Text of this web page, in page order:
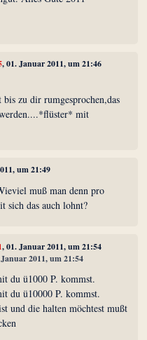
, 01. Januar 2011, um 21:46
zu dir rumgesprochen,das
mit
um 21:49
muß man denn pro
sich das auch lohnt?
, 01. Januar 2011, um 21:54
2011, um 21:54
du ü1000 P. kommst.
du ü10000 P. kommst.
und die halten möchtest mußt